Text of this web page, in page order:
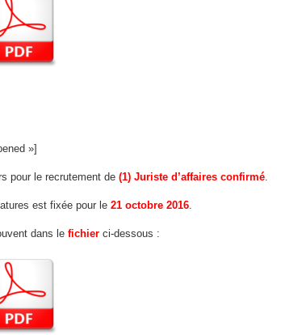
»]
pour le recrutement de (1) Juriste d’affaires confirmé.
est fixée pour le 21 octobre 2016.
dans le fichier ci-dessous :